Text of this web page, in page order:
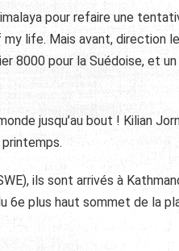
pour refaire une
life. Mais avant, direction
8000 pour la Suédoise, et
jusqu’au bout ! Kilian
ils sont arrivés à
6e plus haut sommet de la